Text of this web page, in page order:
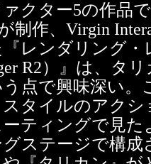
クター5の作品で
制作、Virgin
レンダリング・
R2）』は、タ
う点で興味深い。
タイルのアク
ーティングで見
グステージで構